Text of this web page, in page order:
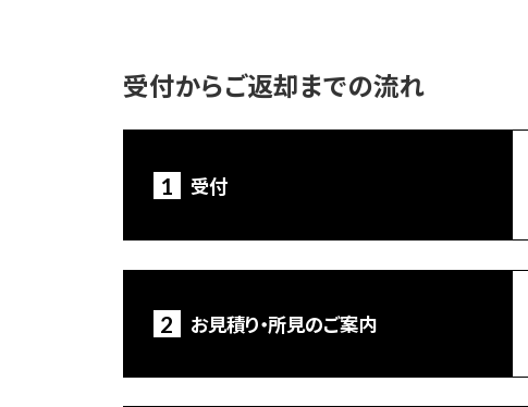
受付からご返却までの流れ
1 受付
2 お見積り・所見のご案内